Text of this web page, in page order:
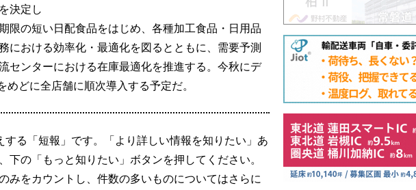
決定し
限の短い日配食品をはじめ、各種加工食品・日用品
における効率化・最適化を図るとともに、需要予測
センターにおける在庫最適化を推進する。今秋にデ
どに全店舗に順次導入する予定だ。
る「短報」です。「より詳しい情報を知りたい」あ
下の「もっと知りたい」ボタンを押してください。
みをカウントし、件数の多いものについてはさらに